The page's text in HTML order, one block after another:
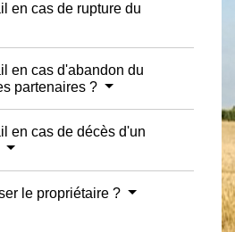
en cas de rupture du
en cas d'abandon du
partenaires ?
en cas de décès d'un
le propriétaire ?